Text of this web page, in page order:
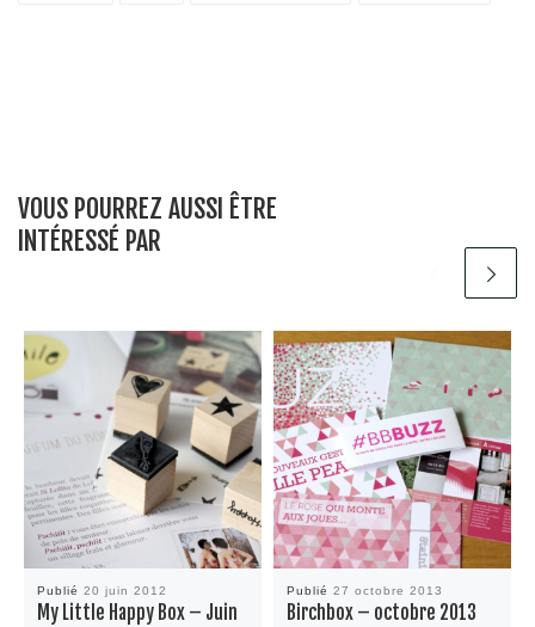
VOUS POURREZ AUSSI ÊTRE
INTÉRESSÉ PAR
Publié20 juin 2012
My Little Happy Box – Juin
Publié27 octobre 2013
Birchbox – octobre 2013